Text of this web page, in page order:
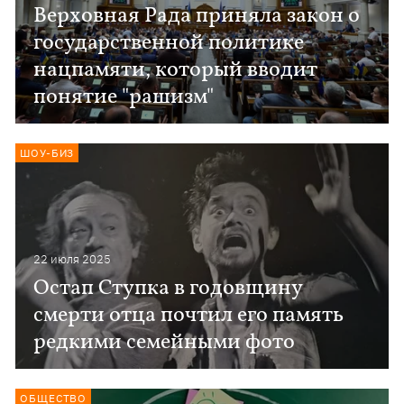
Верховная Рада приняла закон о
государственной политике
нацпамяти, который вводит
понятие "рашизм"
22 июля 2025
Остап Ступка в годовщину
смерти отца почтил его память
редкими семейными фото
ШОУ-БИЗ
ОБЩЕСТВО